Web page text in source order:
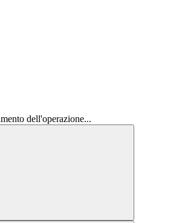
dell'operazione...